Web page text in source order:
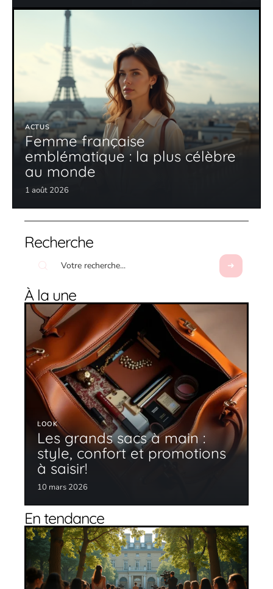
ACTUS
Femme française
emblématique : la plus célèbre
au monde
1 août 2026
Recherche
À la une
LOOK
Les grands sacs à main :
style, confort et promotions
à saisir!
10 mars 2026
En tendance